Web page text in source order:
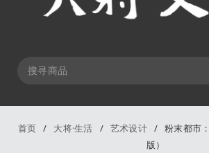
首页 / 大将·生活 / 艺术设计 / 粉末都市
版）